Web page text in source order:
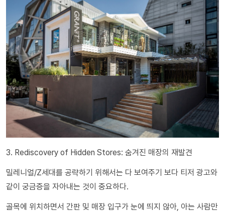
3. Rediscovery of Hidden Stores: 숨겨진 매장의 재발견
밀레니얼/Z세대를 공략하기 위해서는 다 보여주기 보다 티저 광고와
같이 궁금증을 자아내는 것이 중요하다.
골목에 위치하면서 간판 및 매장 입구가 눈에 띄지 않아, 아는 사람만